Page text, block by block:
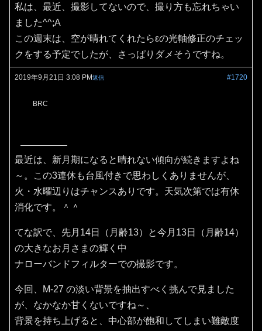
私は、最近、撮影してないので、撮り方も忘れちゃい
ました^^;A
この週末は、空が晴れてくれたらεの光軸修正のチェッ
クをする予定でしたが、さっぱりダメそうですね。
2019年9月21日 3:08 PM #1720
返信
BRC
最近は、新月期になると晴れない傾向が続きますよね
～。この3連休も台風付きで思わしくありませんが、
火・水曜辺りはチャンスありです。天気次第では有休
消化です。＾＾
てな訳で、先月14日（月齢13）と今月13日（月齢14）
の大きなお月さまの輝く中
ナローバンドフィルターでの撮影です。
今回、M-27 の淡い背景を抽出すべく挑んで見ました
が、なかなか甘くないですね～、
背景を持ち上げると、中心部が飽和してしまい難敵度